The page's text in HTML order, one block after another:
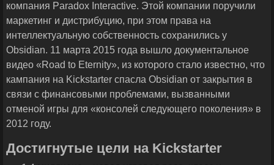
компания Paradox Interactive. Этой компании поручили
маркетинг и дистрибуцию, при этом права на
интеллектуальную собственность сохранились у
Obsidian. 11 марта 2015 года вышло документальное
видео «Road to Eternity», из которого стало известно, что
кампания на Kickstarter спасла Obsidian от закрытия в
связи с финансовыми проблемами, вызванными
отменой игры для «консолей следующего поколения» в
2012 году.
Достигнутые цели на Kickstarter